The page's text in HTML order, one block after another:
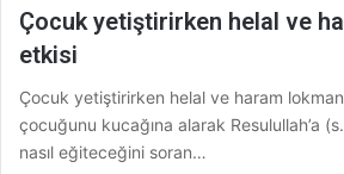
Çocuk yetiştirirken helal ve
etkisi
Çocuk yetiştirirken helal ve haram
çocuğunu kucağına alarak Resulullah’a
nasıl eğiteceğini soran…